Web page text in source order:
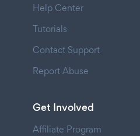
Help Center
Tutorials
Contact Support
Report Abuse
Get Involved
Affiliate Program